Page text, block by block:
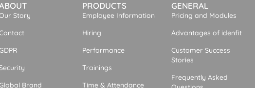
Story
Brand
PRODUCTS
Employee Information
Hiring
Performance
Trainings
Time & Attendance
GENERAL
Pricing and Modules
Advantages of idenfit
Customer Success
Stories
Frequently Asked